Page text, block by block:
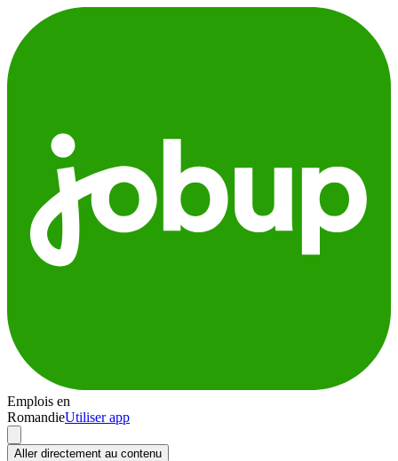
Emplois en
RomandieUtiliser app
Aller directement au contenu